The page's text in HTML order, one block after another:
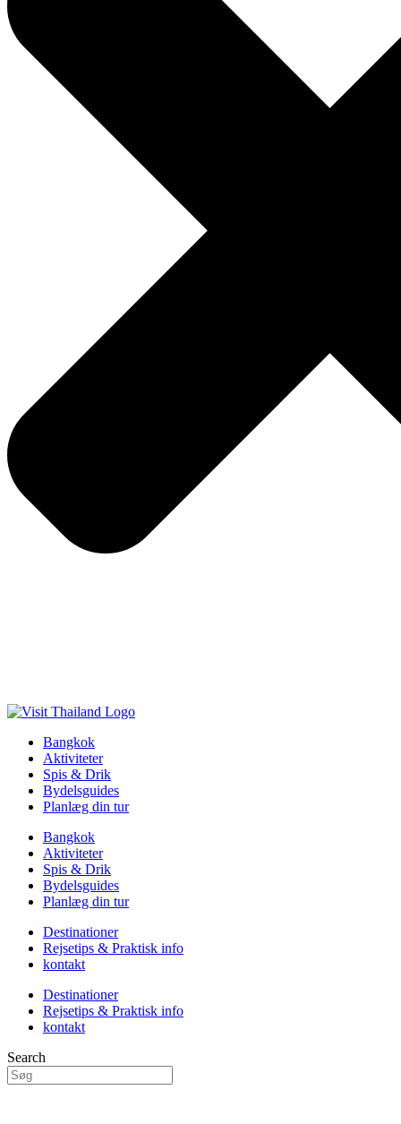
Bangkok
Aktiviteter
Spis & Drik
Bydelsguides
Planlæg din tur
Bangkok
Aktiviteter
Spis & Drik
Bydelsguides
Planlæg din tur
Destinationer
Rejsetips & Praktisk info
kontakt
Destinationer
Rejsetips & Praktisk info
kontakt
Search